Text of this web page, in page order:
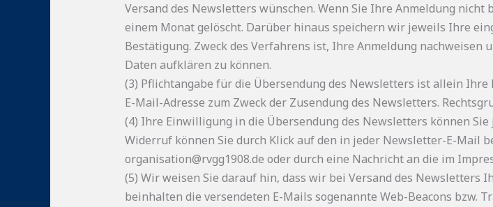
Versand des Newsletters wünschen. Wenn Sie Ihre Anmeldung
einem Monat gelöscht. Darüber hinaus speichern wir jeweils Ihre
Bestätigung. Zweck des Verfahrens ist, Ihre Anmeldung
Daten aufklären zu können.
(3) Pflichtangabe für die Übersendung des Newsletters ist allein
E-Mail-Adresse zum Zweck der Zusendung des Newsletters.
(4) Ihre Einwilligung in die Übersendung des Newsletters können
Widerruf können Sie durch Klick auf den in jeder Newsletter-E-Mail
organisation@rvgg1908.de oder durch eine Nachricht an die im
(5) Wir weisen Sie darauf hin, dass wir bei Versand des Newsletters
beinhalten die versendeten E-Mails sogenannte Web-Beacons bzw.